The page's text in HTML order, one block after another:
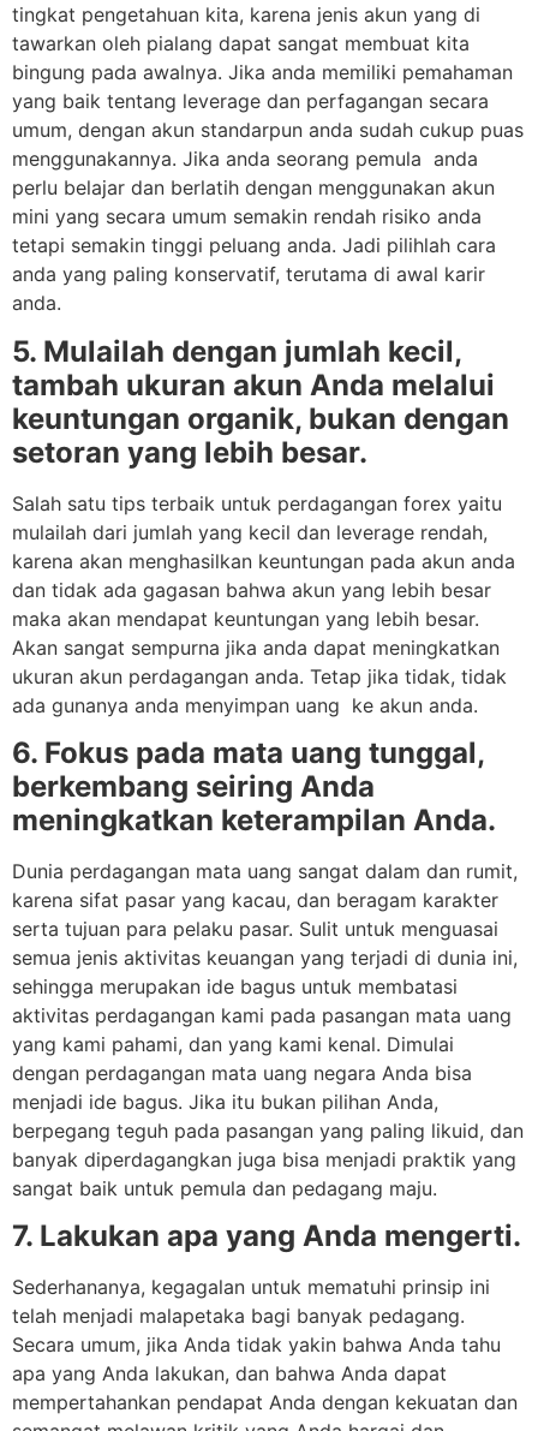
tingkat pengetahuan kita, karena jenis akun yang di
tawarkan oleh pialang dapat sangat membuat kita
bingung pada awalnya. Jika anda memiliki pemahaman
yang baik tentang leverage dan perfagangan secara
umum, dengan akun standarpun anda sudah cukup puas
menggunakannya. Jika anda seorang pemula anda
perlu belajar dan berlatih dengan menggunakan akun
mini yang secara umum semakin rendah risiko anda
tetapi semakin tinggi peluang anda. Jadi pilihlah cara
anda yang paling konservatif, terutama di awal karir
anda.
5. Mulailah dengan jumlah kecil,
tambah ukuran akun Anda melalui
keuntungan organik, bukan dengan
setoran yang lebih besar.
Salah satu tips terbaik untuk perdagangan forex yaitu
mulailah dari jumlah yang kecil dan leverage rendah,
karena akan menghasilkan keuntungan pada akun anda
dan tidak ada gagasan bahwa akun yang lebih besar
maka akan mendapat keuntungan yang lebih besar.
Akan sangat sempurna jika anda dapat meningkatkan
ukuran akun perdagangan anda. Tetap jika tidak, tidak
ada gunanya anda menyimpan uang ke akun anda.
6. Fokus pada mata uang tunggal,
berkembang seiring Anda
meningkatkan keterampilan Anda.
Dunia perdagangan mata uang sangat dalam dan rumit,
karena sifat pasar yang kacau, dan beragam karakter
serta tujuan para pelaku pasar. Sulit untuk menguasai
semua jenis aktivitas keuangan yang terjadi di dunia ini,
sehingga merupakan ide bagus untuk membatasi
aktivitas perdagangan kami pada pasangan mata uang
yang kami pahami, dan yang kami kenal. Dimulai
dengan perdagangan mata uang negara Anda bisa
menjadi ide bagus. Jika itu bukan pilihan Anda,
berpegang teguh pada pasangan yang paling likuid, dan
banyak diperdagangkan juga bisa menjadi praktik yang
sangat baik untuk pemula dan pedagang maju.
7. Lakukan apa yang Anda mengerti.
Sederhananya, kegagalan untuk mematuhi prinsip ini
telah menjadi malapetaka bagi banyak pedagang.
Secara umum, jika Anda tidak yakin bahwa Anda tahu
apa yang Anda lakukan, dan bahwa Anda dapat
mempertahankan pendapat Anda dengan kekuatan dan